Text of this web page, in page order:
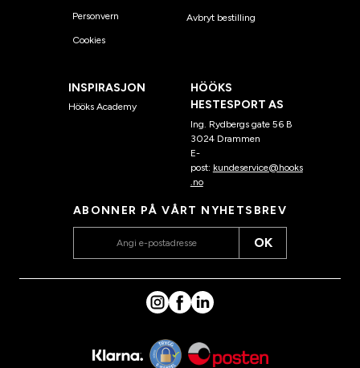
Personvern
Cookies
Avbryt bestilling
INSPIRASJON
Hööks Academy
HÖÖKS
HESTESPORT AS
Ing. Rydbergs gate 56 B
3024 Drammen
E-
post: kundeservice@hooks
.no
ABONNER PÅ VÅRT NYHETSBREV
OK